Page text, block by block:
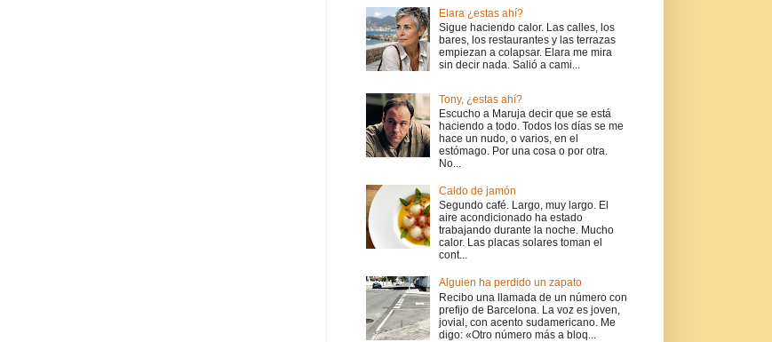
Elara ¿estas ahí?
Sigue haciendo calor. Las calles, los
bares, los restaurantes y las terrazas
empiezan a colapsar. Elara me mira
sin decir nada. Salió a cami...
Tony, ¿estas ahí?
Escucho a Maruja decir que se está
haciendo a todo. Todos los días se me
hace un nudo, o varios, en el
estómago. Por una cosa o por otra.
No...
Caldo de jamón
Segundo café. Largo, muy largo. El
aire acondicionado ha estado
trabajando durante la noche. Mucho
calor. Las placas solares toman el
cont...
Alguien ha perdido un zapato
Recibo una llamada de un número con
prefijo de Barcelona. La voz es joven,
jovial, con acento sudamericano. Me
digo: «Otro número más a bloq...